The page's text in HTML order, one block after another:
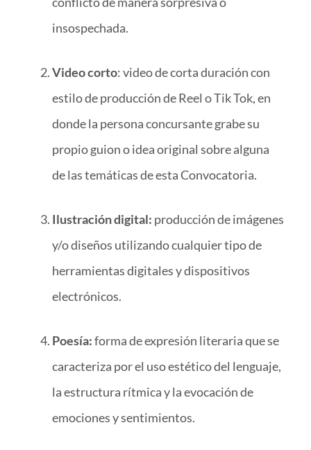
insospechada.
Video corto: video de corta duración con
estilo de producción de Reel o Tik Tok, en
donde la persona concursante grabe su
propio guion o idea original sobre alguna
de las temáticas de esta Convocatoria.
Ilustración digital: producción de imágenes
y/o diseños utilizando cualquier tipo de
herramientas digitales y dispositivos
electrónicos.
Poesía:forma de expresión literaria que se
caracteriza por el uso estético del lenguaje,
la estructura rítmica y la evocación de
emociones y sentimientos.